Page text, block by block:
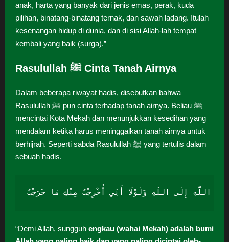
anak, harta yang banyak dari jenis emas, perak, kuda
pilihan, binatang-binatang ternak, dan sawah ladang. Itulah
kesenangan hidup di dunia, dan di sisi Allah-lah tempat
kembali yang baik (surga).”
Rasulullah ﷺ Cinta Tanah Airnya
Dalam beberapa riwayat hadis, disebutkan bahwa
Rasulullah ﷺ pun cinta terhadap tanah airnya. Beliau ﷺ
mencintai Kota Mekah dan menunjukkan kesedihan yang
mendalam ketika harus meninggalkan tanah airnya untuk
berhijrah. Seperti sabda Rasulullah ﷺ yang tertulis dalam
sebuah hadis.
اللَّهِ إِلَى اللَّهِ وَلَوْلَا أَنِّي أُخْرِجْتُ مِنْكِ مَا خَرَجْتُ
“Demi Allah, sungguh engkau (wahai Mekah) adalah bumi